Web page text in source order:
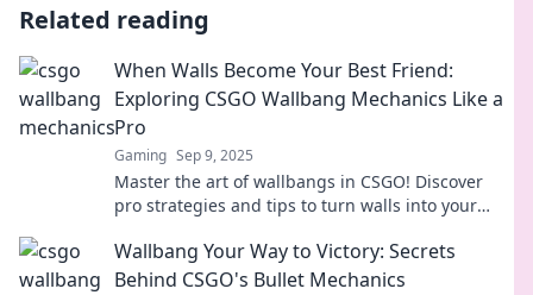
Related reading
When Walls Become Your Best Friend:
Exploring CSGO Wallbang Mechanics Like a
Pro
Gaming Sep 9, 2025
Master the art of wallbangs in CSGO! Discover
pro strategies and tips to turn walls into your
Wallbang Your Way to Victory: Secrets
Behind CSGO's Bullet Mechanics